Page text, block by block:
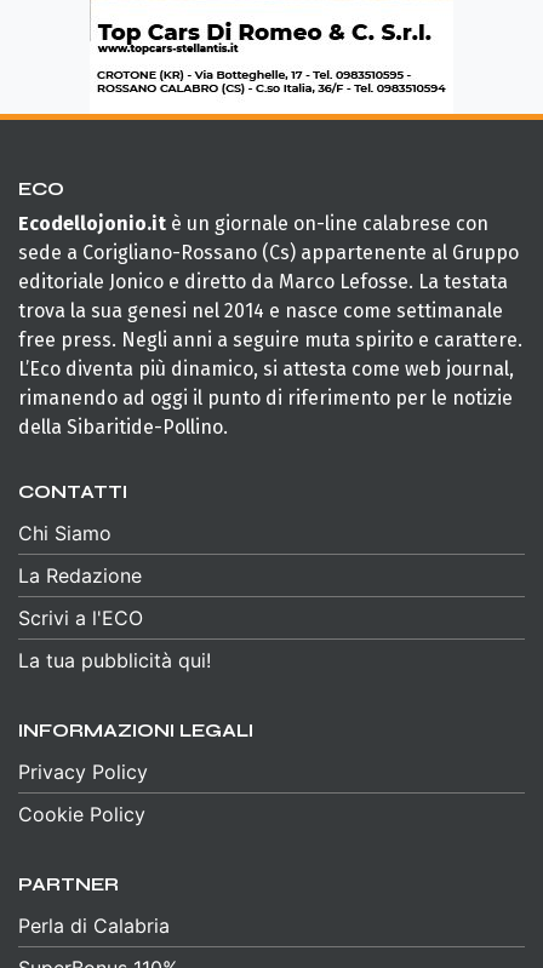
ECO
Ecodellojonio.it è un giornale on-line calabrese con
sede a Corigliano-Rossano (Cs) appartenente al Gruppo
editoriale Jonico e diretto da Marco Lefosse. La testata
trova la sua genesi nel 2014 e nasce come settimanale
free press. Negli anni a seguire muta spirito e carattere.
L’Eco diventa più dinamico, si attesta come web journal,
rimanendo ad oggi il punto di riferimento per le notizie
della Sibaritide-Pollino.
CONTATTI
Chi Siamo
La Redazione
Scrivi a l'ECO
La tua pubblicità qui!
INFORMAZIONI LEGALI
Privacy Policy
Cookie Policy
PARTNER
Perla di Calabria